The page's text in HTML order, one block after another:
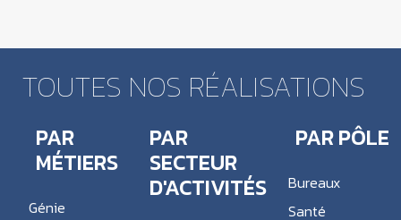
TOUTES NOS RÉALISATIONS
PAR
MÉTIERS
Génie
PAR
SECTEUR
D'ACTIVITÉS
PAR PÔLE
Bureaux
Santé